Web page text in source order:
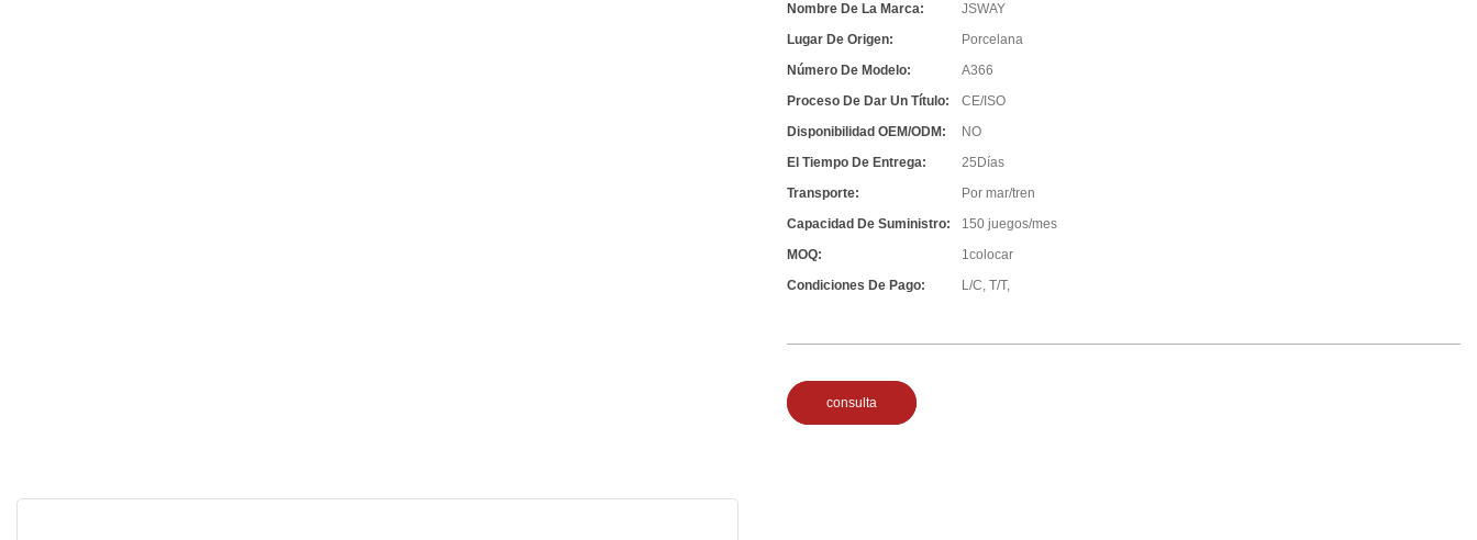
Nombre De La Marca:
JSWAY
Lugar De Origen:
Porcelana
Número De Modelo:
A366
Proceso De Dar Un Título:
CE/ISO
Disponibilidad OEM/ODM:
NO
El Tiempo De Entrega:
25Días
Transporte:
Por mar/tren
Capacidad De Suministro:
150 juegos/mes
MOQ:
1colocar
Condiciones De Pago:
L/C, T/T,
consulta